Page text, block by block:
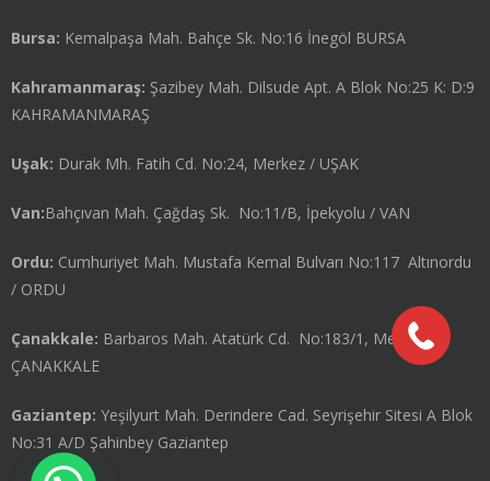
Bursa: Kemalpaşa Mah. Bahçe Sk. No:16 İnegöl BURSA
Kahramanmaraş: Şazibey Mah. Dilsude Apt. A Blok No:25 K: D:9
KAHRAMANMARAŞ
Uşak: Durak Mh. Fatih Cd. No:24, Merkez / UŞAK
Van:Bahçıvan Mah. Çağdaş Sk. No:11/B, İpekyolu / VAN
Ordu: Cumhuriyet Mah. Mustafa Kemal Bulvarı No:117 Altınordu
/ ORDU
Çanakkale: Barbaros Mah. Atatürk Cd. No:183/1, Merkez /
ÇANAKKALE
Gaziantep: Yeşilyurt Mah. Derindere Cad. Seyrişehir Sitesi A Blok
No:31 A/D Şahinbey Gaziantep